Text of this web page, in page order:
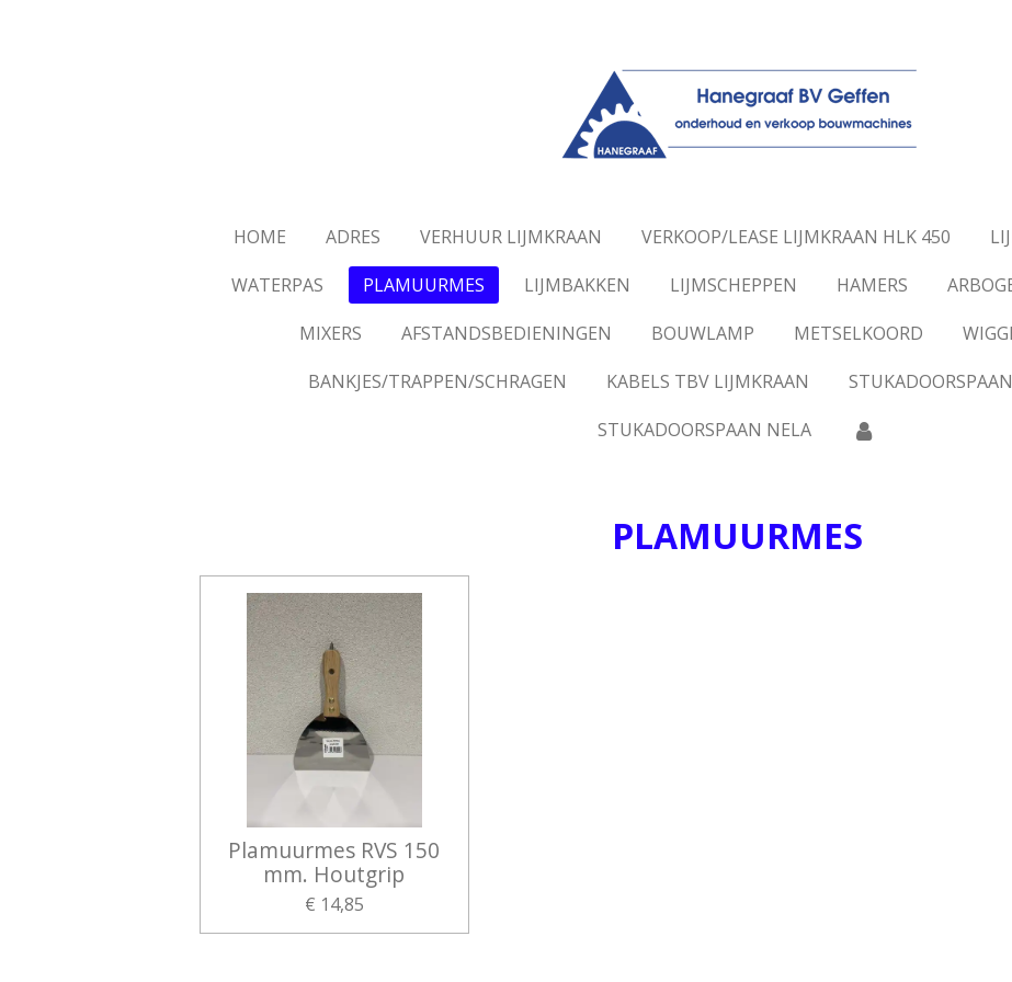
HOME ADRES VERHUUR LIJMKRAAN VERKOOP/LEASE LIJMKRAAN HLK 450
WATERPAS
PLAMUURMES LIJMBAKKEN LIJMSCHEPPEN HAMERS
MIXERS
AFSTANDSBEDIENINGEN BOUWLAMP METSELKOORD
BANKJES/TRAPPEN/SCHRAGEN
KABELS TBV LIJMKRAAN
STUKADOORSPAAN NELA
PLAMUURMES
Plamuurmes RVS 150
mm. Houtgrip
€ 14,85